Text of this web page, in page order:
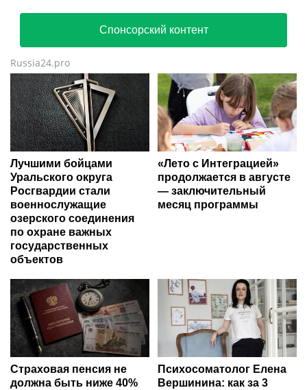
Спонсорский контент
Russia24.pro
Лучшими бойцами
Уральского округа
Росгвардии стали
военнослужащие
озерского соединения
по охране важных
государственных
объектов
«Лето с Интеграцией»
продолжается в августе
— заключительный
месяц программы
Страховая пенсия не
должна быть ниже 40%
Психосоматолог Елена
Вершинина: как за 3